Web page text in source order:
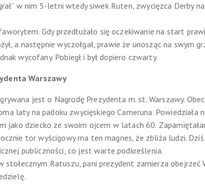
w nim 5-letni wtedy siwek Ruten, zwycięzca Derby
Gdy przedłużało się oczekiwanie na start
a następnie wyczołgał, prawie że unosząc na swym
wycofany. Pobiegł i był dopiero czwarty.
Warszawy
jest o Nagrodę Prezydenta m. st. Warszawy.
laty na padoku zwycięskiego Cameruna. Powiedziała
jako dziecko ze swoim ojcem w latach 60.
tor wyścigowy ma ten magnes, że zbliża ludzi.
publiczności, co jest warte podkreślenia.
stołecznym Ratuszu, pani prezydent zamierza